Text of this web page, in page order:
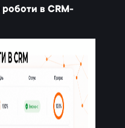
роботи в CRM-